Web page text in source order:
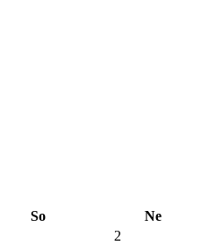
So
Ne
2